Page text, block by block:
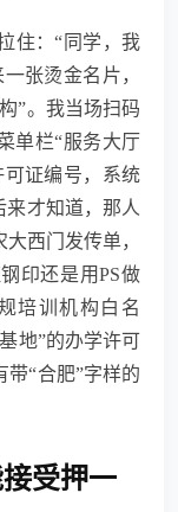
住：“同学，我
张烫金名片，
”。我当场扫码
单栏“服务大厅
证编号，系统
来才知道，那人
西门发传单，
印还是用PS做
培训机构白名
地”的办学许可
“合肥”字样的
受押一